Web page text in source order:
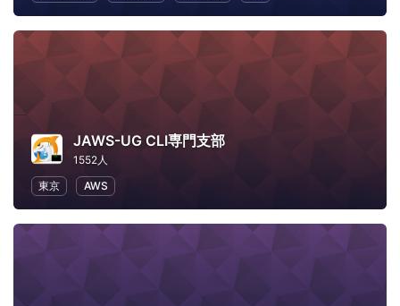
JAWS-UG CLI専門支部
1552人
東京
AWS